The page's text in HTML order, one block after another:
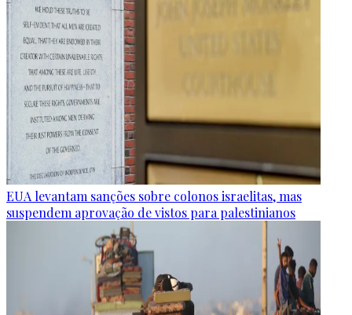
EUA levantam sanções sobre colonos israelitas, mas
suspendem aprovação de vistos para palestinianos